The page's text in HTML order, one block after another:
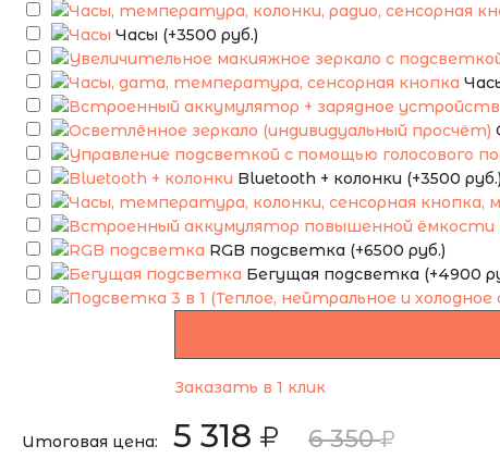
Часы (+3500 руб.)
Bluetooth + колонки (+3500 руб.)
RGB подсветка (+6500 руб.)
Бегущая подсветка (+4900
Заказать в 1 клик
Итоговая цена: 5 318 6 350